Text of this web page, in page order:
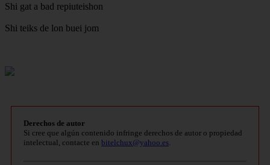
Shi gat a bad repiuteishon
Shi teiks de lon buei jom
Derechos de autor
Si cree que algún contenido infringe derechos de autor o propiedad
intelectual, contacte en bitelchux@yahoo.es